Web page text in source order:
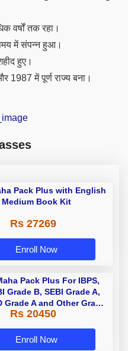
वर्षों तक रहा।
में संपन्न हुआ।
हुए।
1987 में पूर्ण राज्य बना।
Pack Plus with English
Medium Book Kit
Rs 27269
Enroll Now
Pack Plus For IBPS,
Grade B, SEBI Grade A,
Grade A and Other Grade
Grade B Bank Exams
Rs 20450
Enroll Now